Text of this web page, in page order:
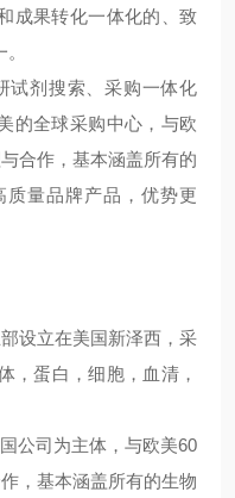
成果转化一体化的、致
剂搜索、采购一体化
的全球采购中心，与欧
合作，基本涵盖所有的
量品牌产品，优势更
设立在美国新泽西，采
，蛋白，细胞，血清，
公司为主体，与欧美60
，基本涵盖所有的生物